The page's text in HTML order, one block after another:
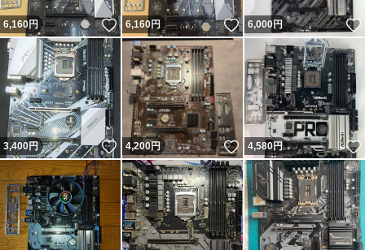
6,160円 いいね！
6,160円 いいね！
6,000円
3,400円 いいね！
4,200円 いいね！
4,580円